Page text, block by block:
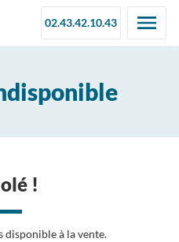
02.43.42.10.43
!
disponible à la vente.